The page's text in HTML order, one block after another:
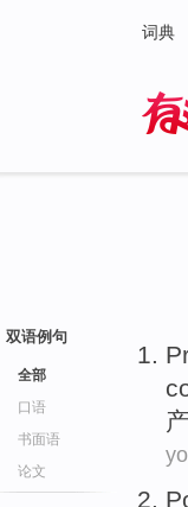
词典
双语例句
全部
口语
书面语
论文